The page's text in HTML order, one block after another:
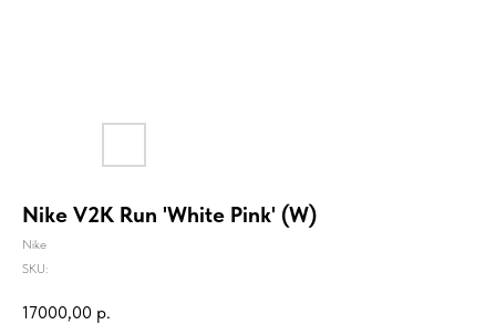
Nike V2K Run 'White Pink' (W)
Nike
SKU:
17000,00 р.